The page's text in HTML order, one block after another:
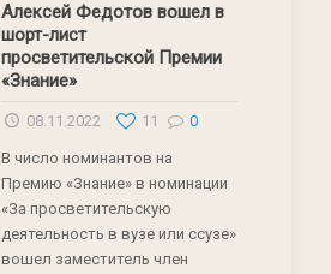
Алексей Федотов вошел в
шорт-лист
просветительской Премии
«Знание»
08.11.2022 0
11
В число номинантов на
Премию «Знание» в номинации
«За просветительскую
деятельность в вузе или ссузе»
вошел заместитель член